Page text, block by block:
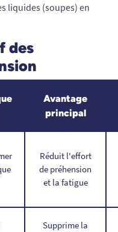
liquides (soupes) en
des
Avantage
principal
Réduit l'effort
de préhension
et la fatigue
Supprime la